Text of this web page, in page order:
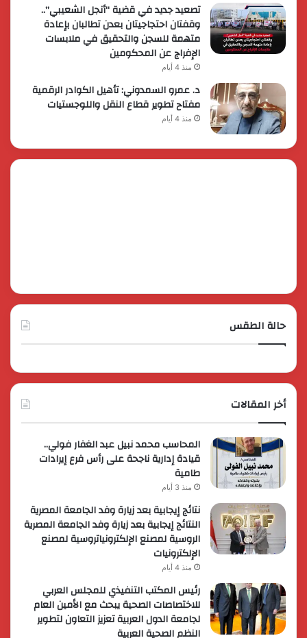
تصعيد جديد في قضية “أنجل الشعيبي”..
وقفتان احتجاجيتان بعدن تطالبان بإعادة
متهمة للسجن والتحقيق في ملابسات
الإفراج عن المحكومين
منذ 4 أيام
د. عمرو السمدوني: تأهيل الكوادر الرقمية
مفتاح تطوير قطاع النقل واللوجستيات
منذ 4 أيام
حالة الطقس
أخر المقالات
المحاسب محمد نبيل عبد الغفار فولي..
قيادة إدارية ناجحة على رأس فرع إيرادات
طامية
منذ 3 أيام
نتائج إيجابية بعد زيارة وفد الجامعة المصرية
النتائج إيجابية بعد زيارة وفد الجامعة المصرية
الروسية لمصنع الإلكترونياتروسية لمصنع
الإلكترونيات
منذ 4 أيام
رئيس المكتب التنفيذي للمجلس العربي
للاختصاصات الصحية يبحث مع الأمين العام
لجامعة الدول العربية تعزيز التعاون لتطوير
النظم الصحية العربية